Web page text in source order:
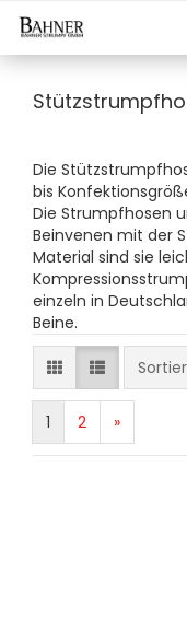
Die
bis
Die Strumpfhosen
Beinvenen mit der
Material sind sie
einzeln in
Beine.
1 2 »